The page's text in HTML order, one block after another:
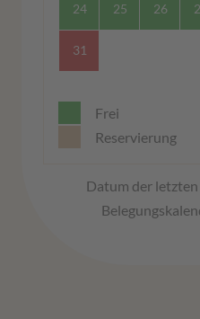
24 25 26
31
Frei
Reservierung
Datum der